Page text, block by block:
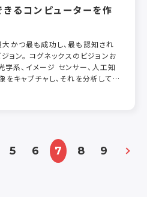
るコンピューターを作
かつ最も成功し、最も認知され
ョン。 コグネックスのビジョンお
系、イメージ センサー、人工知
をキャプチャし、それを分析して何
ビジョンと ID における最も困難
5 6 7 8 9